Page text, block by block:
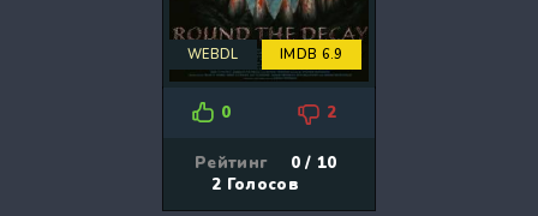
WEBDL IMDB 6.9
0 2
Рейтинг
0 / 10
2 Голосов